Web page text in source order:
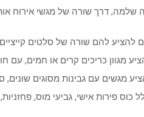
שלמה, דרך שורה של מגשי אירוח
להציע להם שורה של סלטים
מגוון כריכים קרים או חמים, עם
מגשים עם גבינות מסוגים
כוס פירות אישי, גביעי מוס,